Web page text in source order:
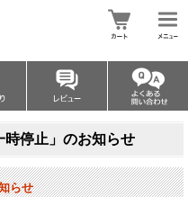
停止」のお知らせ
らせ